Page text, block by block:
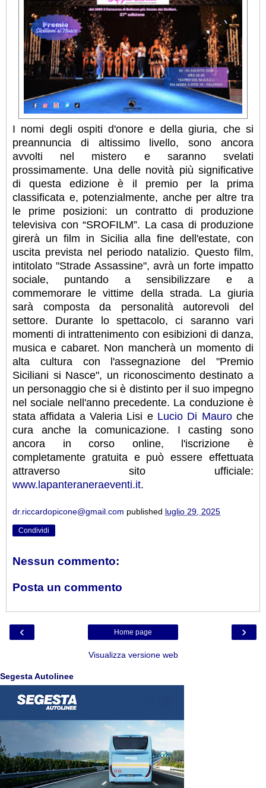
I nomi degli ospiti d'onore e della giuria, che si
preannuncia di altissimo livello, sono ancora
avvolti nel mistero e saranno svelati
prossimamente. Una delle novità più significative
di questa edizione è il premio per la prima
classificata e, potenzialmente, anche per altre tra
le prime posizioni: un contratto di produzione
televisiva con “SROFILM”. La casa di produzione
girerà un film in Sicilia alla fine dell'estate, con
uscita prevista nel periodo natalizio. Questo film,
intitolato "Strade Assassine", avrà un forte impatto
sociale, puntando a sensibilizzare e a
commemorare le vittime della strada. La giuria
sarà composta da personalità autorevoli del
settore. Durante lo spettacolo, ci saranno vari
momenti di intrattenimento con esibizioni di danza,
musica e cabaret. Non mancherà un momento di
alta cultura con l'assegnazione del "Premio
Siciliani si Nasce", un riconoscimento destinato a
un personaggio che si è distinto per il suo impegno
nel sociale nell'anno precedente. La conduzione è
stata affidata a Valeria Lisi e Lucio Di Mauroche
cura anche la comunicazione. I casting sono
ancora in corso online, l'iscrizione è
completamente gratuita e può essere effettuata
attraverso sito ufficiale:
www.lapanteraneraeventi.it.
dr.riccardopicone@gmail.com published luglio 29, 2025
Condividi
Nessun commento:
Posta un commento
‹ ›
Home page
Visualizza versione web
Segesta Autolinee